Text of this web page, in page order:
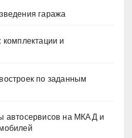
гаража
и
по заданным
автосервисов на МКАД и